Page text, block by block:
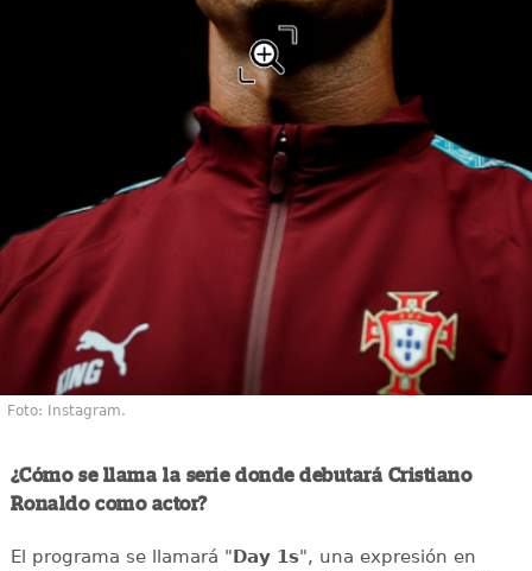
Foto: Instagram.
¿Cómo se llama la serie donde debutará Cristiano
Ronaldo como actor?
El programa se llamará "Day 1s", una expresión en